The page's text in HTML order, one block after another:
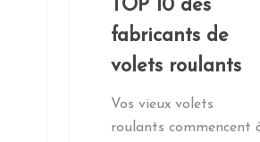
TOP 10 des
fabricants de
volets roulants
Vos vieux volets
roulants commencent